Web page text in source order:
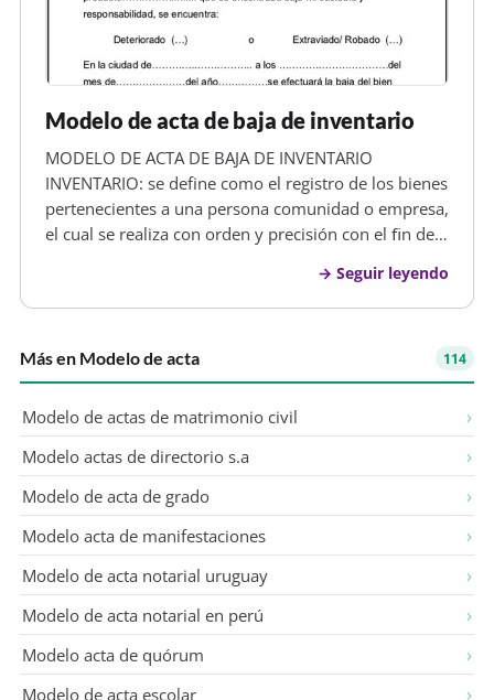
Modelo de acta de baja de inventario
MODELO DE ACTA DE BAJA DE INVENTARIO
INVENTARIO: se define como el registro de los bienes
pertenecientes a una persona comunidad o empresa,
el cual se realiza con orden y precisión con el ﬁn de
compañía. ¿Por qué es necesario el inventario?
Porque es la manera de tener c…
Seguir leyendo
Más en Modelo de acta 114
Modelo de actas de matrimonio civil
Modelo actas de directorio s.a
Modelo de acta de grado
Modelo acta de manifestaciones
Modelo de acta notarial uruguay
Modelo de acta notarial en perú
Modelo acta de quórum
Modelo de acta escolar